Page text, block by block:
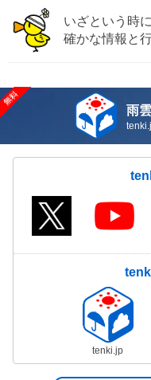
いざという時
確かな情報と
雨
tenki.jp